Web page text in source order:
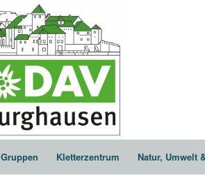
Gruppen Kletterzentrum Natur, Umwelt